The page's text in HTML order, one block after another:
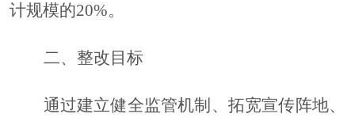
计规模的20%。
二、整改目标
通过建立健全监管机制、拓宽宣传阵地、